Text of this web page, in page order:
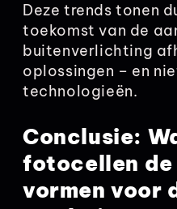
Deze trends tonen
toekomst van de
buitenverlichting
oplossingen – en
technologieën.
Conclusie:
fotocellen
vormen voor